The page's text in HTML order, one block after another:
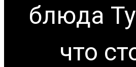
блюда
что